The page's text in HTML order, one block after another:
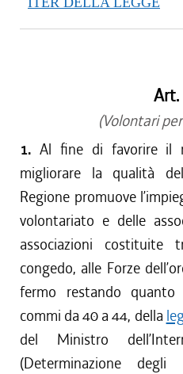
(Volontari
1. Al fine di favorire il
migliorare la qualità
Regione promuove
volontariato e delle
associazioni costituite
congedo, alle Forze
fermo restando quanto
commi da 40 a 44, della
del Ministro
(Determinazione